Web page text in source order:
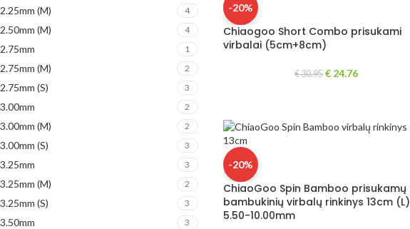
2.25mm (M) 4
2.50mm (M) 4
2.75mm 1
2.75mm (M) 2
2.75mm (S) 3
3.00mm 2
3.00mm (M) 2
3.00mm (S) 3
3.25mm 3
3.25mm (M) 2
3.25mm (S) 3
3.50mm 3
-20%
Chiaogoo Short Combo prisukami
virbalai (5cm+8cm)
€30.95 € 24.76
-20%
ChiaoGoo Spin Bamboo prisukamų
bambukinių virbalų rinkinys 13cm (L)
5.50-10.00mm